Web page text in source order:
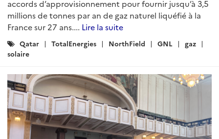
accords d’approvisionnement pour fournir jusqu’à 3,5
millions de tonnes par an de gaz naturel liquéfié à la
France sur 27 ans.... Lire la suite
Catégories
:
Qatar TotalEnergies NorthField GNL
gaz
solaire